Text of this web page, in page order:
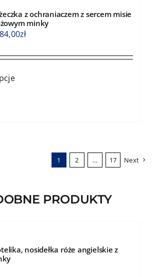
z ochraniaczem z sercem misie
minky
złZakres
od
1 2 … 17 Next
PRODUKTY
nosidełka róże angielskie z